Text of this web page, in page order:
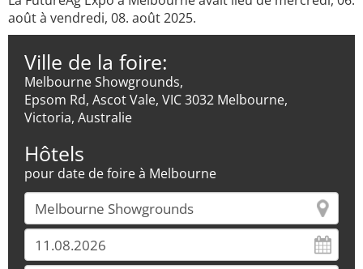
août à vendredi, 08. août 2025.
Ville de la foire:
Melbourne Showgrounds,
Epsom Rd, Ascot Vale, VIC 3032 Melbourne,
Victoria, Australie
Hôtels
pour date de foire à Melbourne